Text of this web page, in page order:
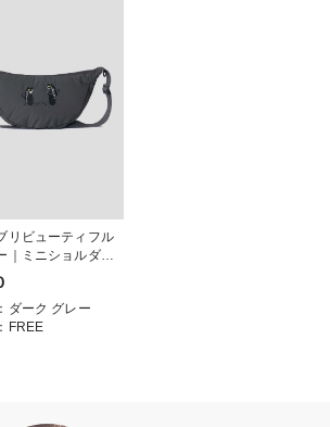
リビューティフル
｜ミニショルダー
ダーク グレー
FREE